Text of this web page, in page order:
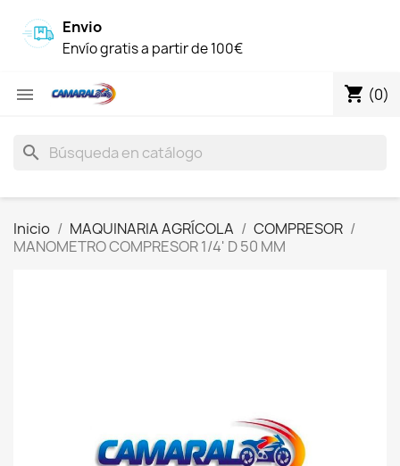
Envio
Envío gratis a partir de 100€
 shopping_cart (0)
search
Inicio MAQUINARIA AGRÍCOLA
COMPRESOR
MANOMETRO COMPRESOR 1/4' D 50 MM